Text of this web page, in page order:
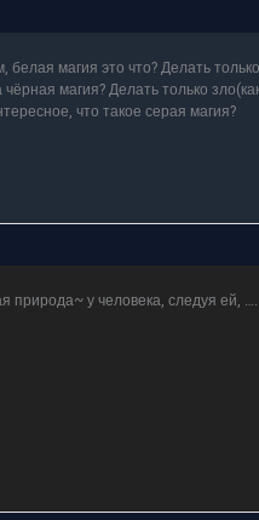
белая магия это что? Делать
чёрная магия? Делать только
что такое серая магия?
природа~ у человека, следуя ей,